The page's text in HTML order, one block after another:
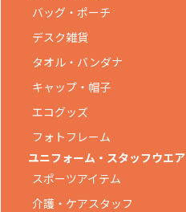
バッグ・ポーチ
デスク雑貨
タオル・バンダナ
キャップ・帽子
エコグッズ
フォトフレーム
ユニフォーム・スタッフウエア
スポーツアイテム
介護・ケアスタッフ